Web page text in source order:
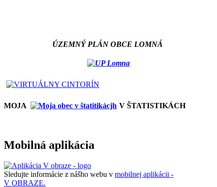
ÚZEMNÝ PLÁN OBCE LOMNÁ
MOJA V ŠTATISTIKÁCH
Mobilná aplikácia
Sledujte informácie z nášho webu v mobilnej aplikácii -
V OBRAZE.